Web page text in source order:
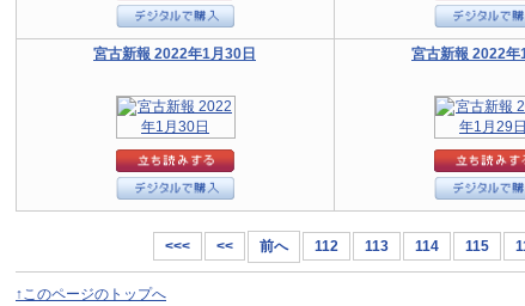
宮古新報 2022年1月30日 宮古新報 2022年
<<< << 前へ 112 113 114 115
↑このページのトップへ